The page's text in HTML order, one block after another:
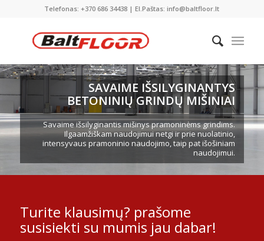
Telefonas: +370 686 34438 | El.Paštas: info@baltfloor.lt
SAVAIME IŠSILYGINANTYS
BETONINIŲ GRINDŲ MIŠINIAI
Savaime išsilyginantis mišinys pramoninėms grindims.
Ilgaamžiškam naudojimui netgi ir prie nuolatinio,
intensyvaus pramoninio naudojimo, taip pat išošiniam
naudojimui.
Turite klausimų? prašome
susisiekti su mumis jau dabar!